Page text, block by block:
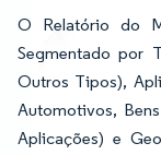
O Relatório do
Segmentado por
Outros Tipos),
Automotivos,
Aplicações) e